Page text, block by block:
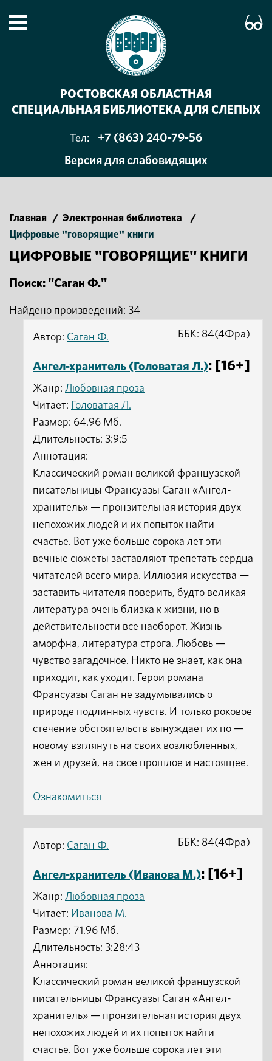
РОСТОВСКАЯ ОБЛАСТНАЯ
СПЕЦИАЛЬНАЯ БИБЛИОТЕКА ДЛЯ СЛЕПЫХ
Тел:
+7 (863) 240-79-56
Версия для слабовидящих
Главная / Электронная библиотека
/
Цифровые "говорящие" книги
ЦИФРОВЫЕ "ГОВОРЯЩИЕ" КНИГИ
Поиск: "Саган Ф."
Найдено произведений: 34
Автор: Саган Ф.
Ангел-хранитель (Головатая Л.): [16+]
Жанр: Любовная проза
Читает: Головатая Л.
ББК: 84(4Фра)
Размер: 64.96 Мб.
Длительность: 3:9:5
Аннотация:
Классический роман великой французской
писательницы Франсуазы Саган «Ангел-
хранитель» — пронзительная история двух
непохожих людей и их попыток найти
счастье. Вот уже больше сорока лет эти
вечные сюжеты заставляют трепетать сердца
читателей всего мира. Иллюзия искусства —
заставить читателя поверить, будто великая
литература очень близка к жизни, но в
действительности все наоборот. Жизнь
аморфна, литература строга. Любовь —
чувство загадочное. Никто не знает, как она
приходит, как уходит. Герои романа
Франсуазы Саган не задумывались о
природе подлинных чувств. И только роковое
стечение обстоятельств вынуждает их по —
новому взглянуть на своих возлюбленных,
жен и друзей, на свое прошлое и настоящее.
Ознакомиться
Автор: Саган Ф.
Ангел-хранитель (Иванова М.): [16+]
Жанр: Любовная проза
Читает: Иванова М.
ББК: 84(4Фра)
Размер: 71.96 Мб.
Длительность: 3:28:43
Аннотация:
Классический роман великой французской
писательницы Франсуазы Саган «Ангел-
хранитель» — пронзительная история двух
непохожих людей и их попыток найти
счастье. Вот уже больше сорока лет эти